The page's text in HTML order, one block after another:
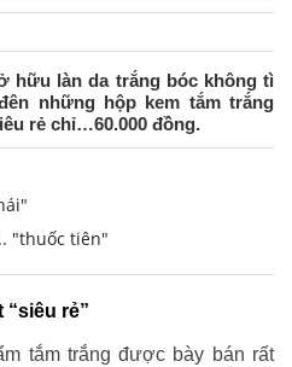
hữu làn da trắng bóc không tì
những hộp kem tắm trắng
rẻ chỉ…60.000 đồng.
"thuốc tiên"
“siêu rẻ”
tắm trắng được bày bán rất